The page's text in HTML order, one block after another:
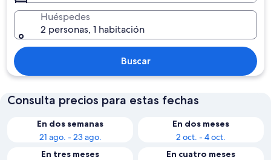
Huéspedes
2 personas, 1 habitación
Buscar
Consulta precios para estas fechas
En dos semanas
21 ago. - 23 ago.
En dos meses
2 oct. - 4 oct.
En tres meses
En cuatro meses